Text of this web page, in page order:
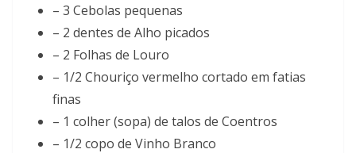
– 3 Cebolas pequenas
– 2 dentes de Alho picados
– 2 Folhas de Louro
– 1/2 Chouriço vermelho cortado em fatias
finas
– 1 colher (sopa) de talos de Coentros
– 1/2 copo de Vinho Branco